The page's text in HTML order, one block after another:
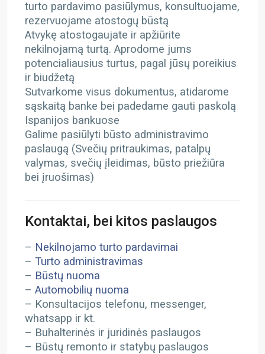
turto pardavimo pasiūlymus, konsultuojame,
rezervuojame atostogų būstą
Atvykę atostogaujate ir apžiūrite
nekilnojamą turtą. Aprodome jums
potencialiausius turtus, pagal jūsų poreikius
ir biudžetą
Sutvarkome visus dokumentus, atidarome
sąskaitą banke bei padedame gauti paskolą
Ispanijos bankuose
Galime pasiūlyti būsto administravimo
paslaugą (Svečių pritraukimas, patalpų
valymas, svečių įleidimas, būsto priežiūra
bei įruošimas)
Kontaktai, bei kitos paslaugos
– Nekilnojamo turto pardavimai
– Turto administravimas
– Būstų nuoma
– Automobilių nuoma
– Konsultacijos telefonu, messenger,
whatsapp ir kt.
– Buhalterinės ir juridinės paslaugos
– Būstų remonto ir statybų paslaugos